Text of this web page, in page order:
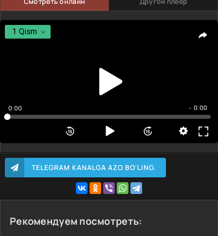
0:00 - 0:00
1 Qism
6 Qism
9 Qism
10 QismTELEGRAM KANALGA AZO BO'LING.
Рекомендуем посмотреть: